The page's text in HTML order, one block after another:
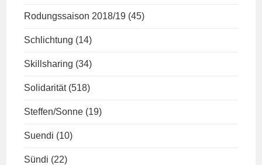
Rodungssaison 2018/19 (45)
Schlichtung (14)
Skillsharing (34)
Solidarität (518)
Steffen/Sonne (19)
Suendi (10)
Sündi (22)